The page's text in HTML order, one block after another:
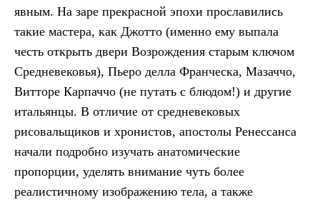
явным. На заре прекрасной эпохи прославились
такие мастера, как Джотто (именно ему выпала
честь открыть двери Возрождения старым ключом
Средневековья), Пьеро делла Франческа, Мазаччо,
Витторе Карпаччо (не путать с блюдом!) и другие
итальянцы. В отличие от средневековых
рисовальщиков и хронистов, апостолы Ренессанса
начали подробно изучать анатомические
пропорции, уделять внимание чуть более
реалистичному изображению тела, а также